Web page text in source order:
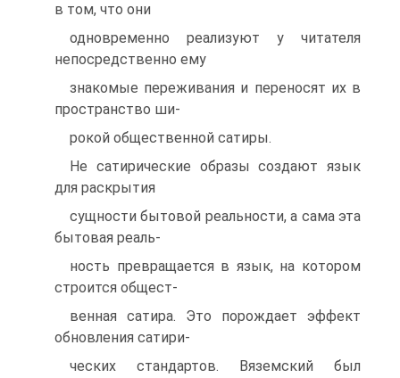
в том, что они
одновременно реализуют у читателя
непосредственно ему
знакомые переживания и переносят их в
пространство ши-
рокой общественной сатиры.
Не сатирические образы создают язык
для раскрытия
сущности бытовой реальности, а сама эта
бытовая реаль-
ность превращается в язык, на котором
строится общест-
венная сатира. Это порождает эффект
обновления сатири-
ческих стандартов. Вяземский был